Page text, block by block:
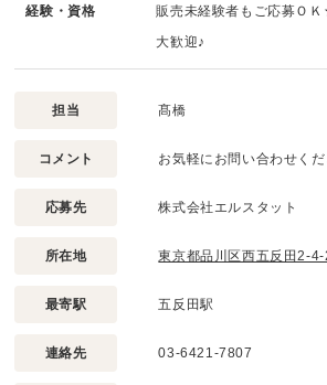
経験・資格
販売未経験者もご応募Ｏ
大歓迎♪
担当 髙橋
コメント お気軽にお問い合わせくだ
応募先 株式会社エルスタット
所在地 東京都品川区西五反田2-
最寄駅 五反田駅
連絡先 03-6421-7807